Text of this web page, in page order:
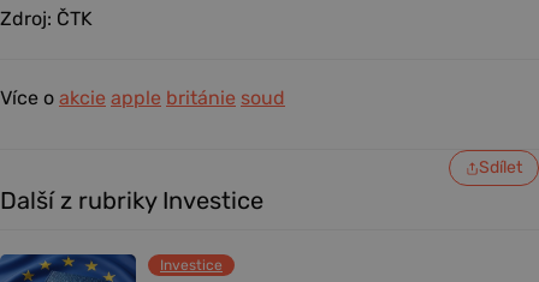
Zdroj: ČTK
Více o akcie apple británie soud
Sdílet
Další z rubriky Investice
Investice